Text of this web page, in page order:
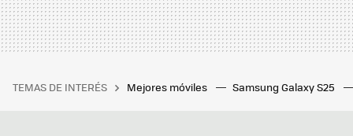
TEMAS DE INTERÉS Mejores móviles Samsung Galaxy S25